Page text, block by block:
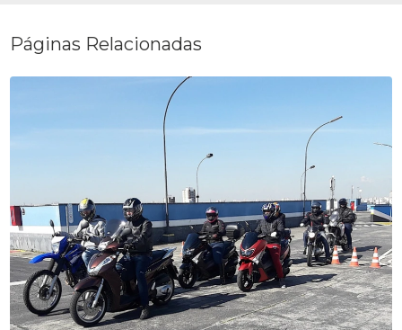
Páginas Relacionadas